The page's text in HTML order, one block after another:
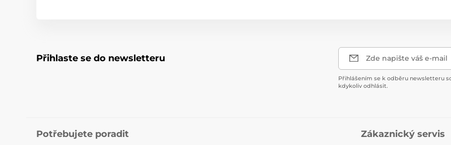
Přihlaste se do newsletteru Zde napište váš e-mail
Přihlášením se k odběru newsletteru
kdykoliv odhlásit.
Potřebujete poradit Zákaznický servis